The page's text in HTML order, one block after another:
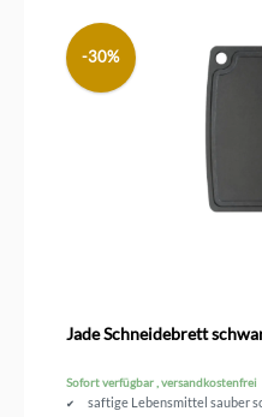
-30%
Jade Schneidebrett
Sofort verfügbar , versandkostenfrei
saftige Lebensmittel sauber